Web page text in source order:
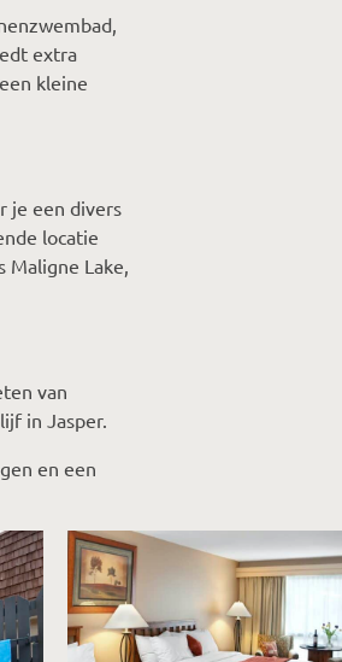
extra
kleine
je een divers
locatie
Lake,
van
in Jasper.
en een